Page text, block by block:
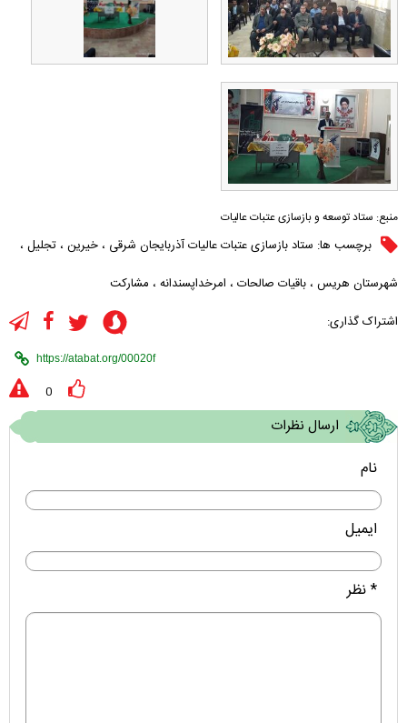
منبع: ستاد توسعه و بازسازی عتبات عالیات
برچسب ها: ستاد بازسازی عتبات عالیات آذربایجان شرقی ، خیرین ، تجلیل ،
شهرستان هریس ، باقیات صالحات ، امرخداپسندانه ، مشارکت
اشتراک گذاری:
0
ارسال نظرات
نام
ایمیل
* نظر